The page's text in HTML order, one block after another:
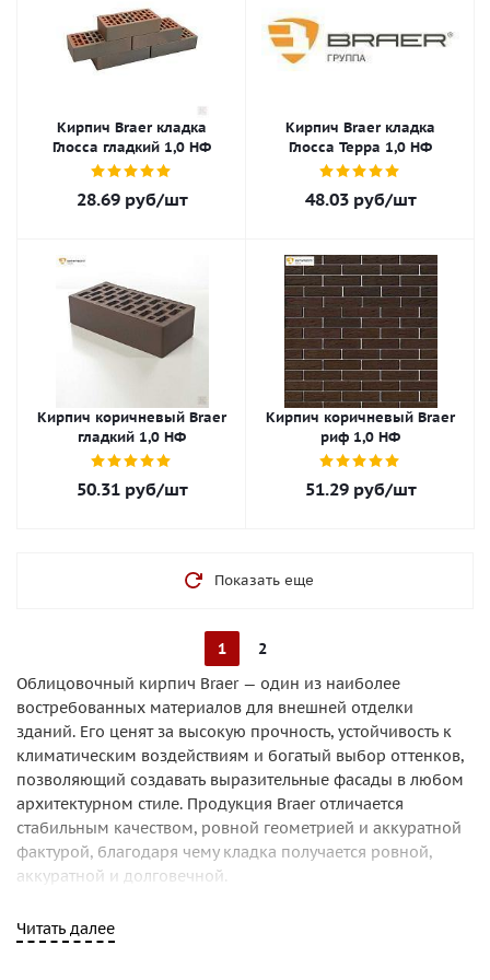
Кирпич Braer кладка
Глосса гладкий 1,0 НФ
28.69руб/шт
Кирпич Braer кладка
Глосса Терра 1,0 НФ
48.03руб/шт
Кирпич коричневый Braer
гладкий 1,0 НФ
50.31руб/шт
Кирпич коричневый Braer
риф 1,0 НФ
51.29руб/шт
Показать еще
1
2
Облицовочный кирпич Braer — один из наиболее
востребованных материалов для внешней отделки
зданий. Его ценят за высокую прочность, устойчивость к
климатическим воздействиям и богатый выбор оттенков,
позволяющий создавать выразительные фасады в любом
архитектурном стиле. Продукция Braer отличается
стабильным качеством, ровной геометрией и аккуратной
фактурой, благодаря чему кладка получается ровной,
аккуратной и долговечной.
Кирпичи Braer относятся к сегменту премиальных
материалов, но при этом остаются доступными для
Читать далее